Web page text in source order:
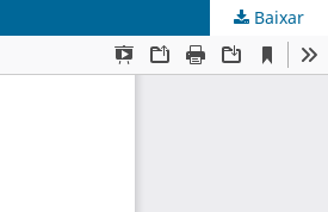
Baixar